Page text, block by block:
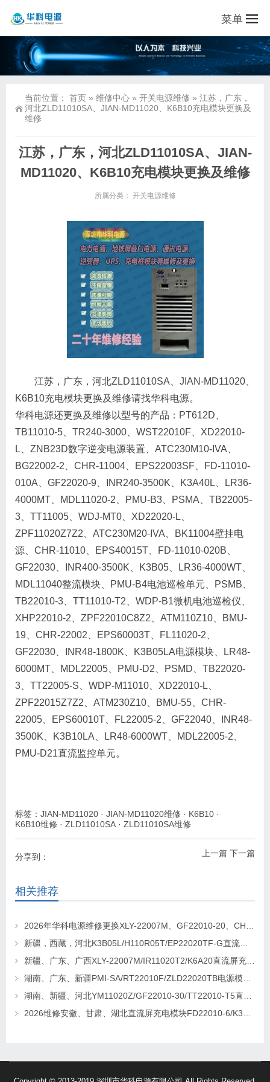
菜单
当前位置： 首页 » 维修中心 » 开关电源维修 » 江苏，广东，
河北ZLD11010SA、JIAN-MD11020、K6B10充电模块更换及
维修
江苏，广东，河北ZLD11010SA、JIAN-
MD11020、K6B10充电模块更换及维修
所属分类： 开关电源维修
江苏，广东，河北ZLD11010SA、JIAN-MD11020、
K6B10充电模块更换及维修请找华科电源。
华科电源还更换及维修以型号的产品：PT612D、
TB11010-5、TR240-3000、WST22010F、XD22010-
L、ZNB23D数字逆变电源装置、ATC230M10-IVA、
BG22002-2、CHR-11004、EPS22003SF、FD-11010-
010A、GF22020-9、INR240-3500K、K3A40L、LR36-
4000MT、MDL11020-2、PMU-B3、PSMA、TB22005-
3、TT11005、WDJ-MT0、XD22020-L、
ZPF11020Z7Z2、ATC230M20-IVA、BK11004壁挂电
源、CHR-11010、EPS40015T、FD-11010-020B、
GF22030、INR400-3500K、K3B05、LR36-4000WT、
MDL11040整流模块、PMU-B4电池巡检单元、PSMB、
TB22010-3、TT11010-T2、WDP-B1微机电池巡检仪、
XHP22010-2、ZPF22010C8Z2、ATM110Z10、BMU-
19、CHR-22002、EPS60003T、FL11020-2、
GF22030、INR48-1800K、K3B05LA电源模块、LR48-
6000MT、MDL22005、PMU-D2、PSMD、TB22020-
3、TT22005-S、WDP-M11010、XD22010-L、
ZPF22015Z7Z2、ATM230Z10、BMU-55、CHR-
22005、EPS60010T、FL22005-2、GF22040、INR48-
3500K、K3B10LA、LR48-6000WT、MDL22005-2、
PMU-D21直流监控单元。
标签： JIAN-MD11020 · JIAN-MD11020维修 · K6B10 ·
K6B10维修 · ZLD11010SA · ZLD11010SA维修
上一篇 下一篇
分享到：
相关推荐
2026年华科电源维修更换XLY-22007M、GF22010-20、CHR-22020直流屏充电模块
新疆，西藏，河北K3B05L/H110R05T/EP22020TF-G直流屏充电模块维修更换
新疆、广东、广西XLY-22007M/IR11020T2/K6A20直流屏充电模块维修更换
湖南、广东、新疆PMI-SA/RT22010F/ZLD22020TB电源模块维修更换
湖南、新疆、河北YM11020Z/GF22010-30/TT22010-T5直流屏充电模块维修更换
2026维修安徽、甘肃、湖北直流屏充电模块FD22010-6/K3B20L/GF22010-10